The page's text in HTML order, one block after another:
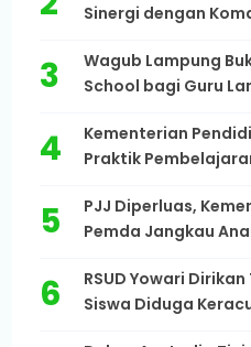
Sinergi dengan
Wagub Lampung
School bagi Guru
Kementerian
Praktik
PJJ Diperluas,
Pemda Jangkau
RSUD Yowari
Siswa Diduga